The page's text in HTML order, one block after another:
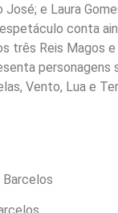
José; e Laura
conta
três Reis Magos e
personagens
Vento, Lua e